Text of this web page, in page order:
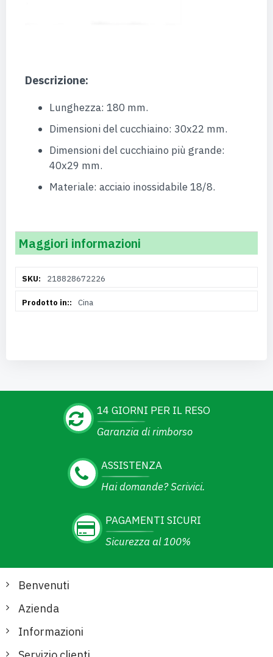
Descrizione:
Lunghezza: 180 mm.
Dimensioni del cucchiaino: 30x22 mm.
Dimensioni del cucchiaino più grande:
40x29 mm.
Materiale: acciaio inossidabile 18/8.
Maggiori informazioni
Informazioni218828672226
Cina
14 GIORNI PER IL RESO
Garanzia di rimborso
ASSISTENZA
Hai domande? Scrivici.
PAGAMENTI SICURI
Sicurezza al 100%
Benvenuti
Azienda
Informazioni